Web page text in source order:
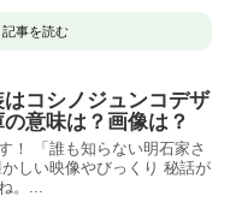
記事を読む
コシノジュンコデザ
意味は？画像は？
！ 「誰も知らない明石家さ
しい映像やびっくり 秘話が
。...